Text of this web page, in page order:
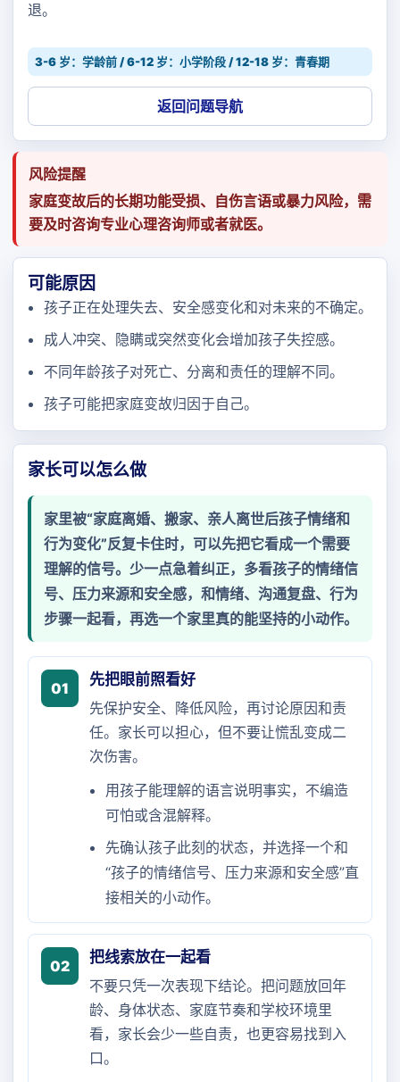
退。
3-6 岁：学龄前 / 6-12 岁：小学阶段 / 12-18 岁：青春期
返回问题导航
风险提醒
家庭变故后的长期功能受损、自伤言语或暴力风险，需
要及时咨询专业心理咨询师或者就医。
可能原因
孩子正在处理失去、安全感变化和对未来的不确定。
成人冲突、隐瞒或突然变化会增加孩子失控感。
不同年龄孩子对死亡、分离和责任的理解不同。
孩子可能把家庭变故归因于自己。
家长可以怎么做
家里被“家庭离婚、搬家、亲人离世后孩子情绪和
行为变化”反复卡住时，可以先把它看成一个需要
理解的信号。少一点急着纠正，多看孩子的情绪信
号、压力来源和安全感，和情绪、沟通复盘、行为
步骤一起看，再选一个家里真的能坚持的小动作。
01
先把眼前照看好
先保护安全、降低风险，再讨论原因和责
任。家长可以担心，但不要让慌乱变成二
次伤害。
用孩子能理解的语言说明事实，不编造
可怕或含混解释。
先确认孩子此刻的状态，并选择一个和
“孩子的情绪信号、压力来源和安全感”直
接相关的小动作。
02
把线索放在一起看
不要只凭一次表现下结论。把问题放回年
龄、身体状态、家庭节奏和学校环境里
看，家长会少一些自责，也更容易找到入
口。